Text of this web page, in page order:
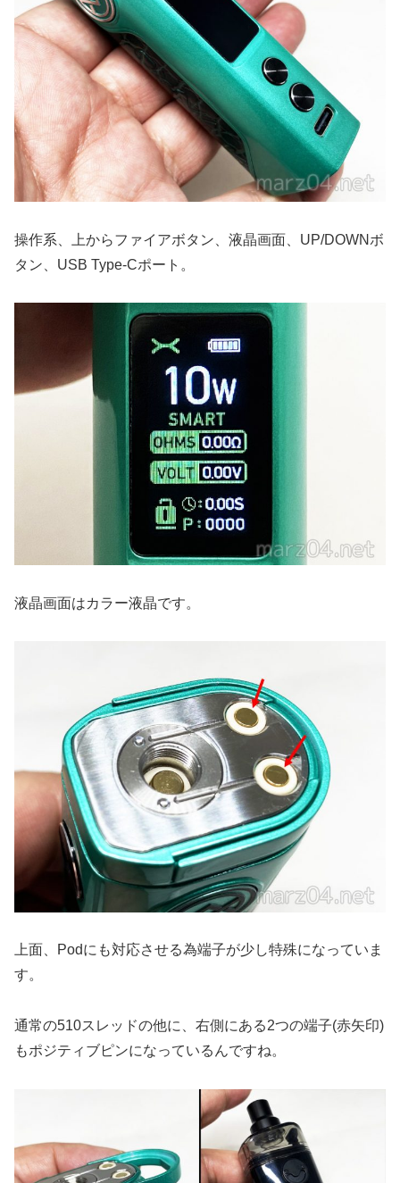
操作系、上からファイアボタン、液晶画面、UP/DOWNボ
タン、USB Type-Cポート。
液晶画面はカラー液晶です。
上面、Podにも対応させる為端子が少し特殊になっていま
す。
通常の510スレッドの他に、右側にある2つの端子(赤矢印)
もポジティブピンになっているんですね。